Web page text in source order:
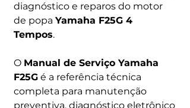
diagnóstico e reparos do motor
de popa Yamaha F25G 4
Tempos.
O Manual de Serviço Yamaha
F25G é a referência técnica
completa para manutenção
preventiva, diagnóstico eletrônico